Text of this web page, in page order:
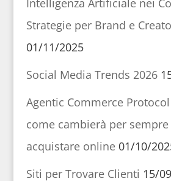
Strategie per Brand e
01/11/2025
Social Media Trends 2026
Agentic Commerce
come cambierà per
acquistare online 01/10/
Siti per Trovare Clienti 15/